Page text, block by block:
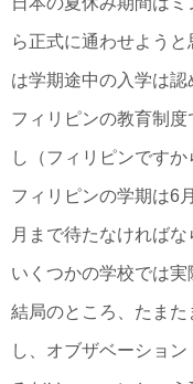
ら正式に通わせよう
は学期途中の入学は認
フィリピンの教育制
し（フィリピンですか
フィリピンの学期は6
月まで待たなければな
いくつかの学校では実
結局のところ、たま
し、オブザベーショ